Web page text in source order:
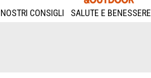
CONSIGLI SALUTE E BENESSERE